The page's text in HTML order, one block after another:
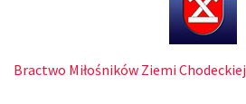
Bractwo Miłośników Ziemi Chodeckiej